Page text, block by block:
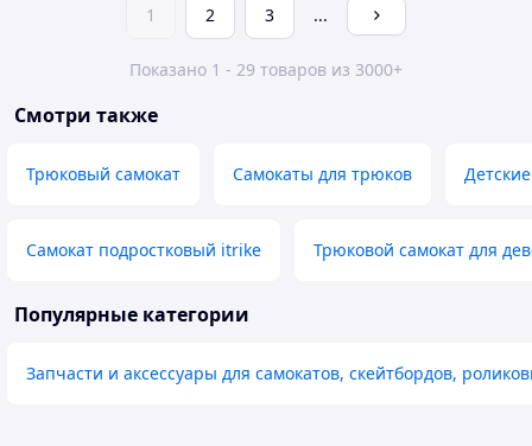
1 2 3 ...
Показано 1 - 29 товаров из 3000+
Смотри также
Трюковый самокат Самокаты для трюков
Самокат подростковый itrike Трюковой самокат для
Популярные категории
Запчасти и аксессуары для самокатов, скейтбордов,